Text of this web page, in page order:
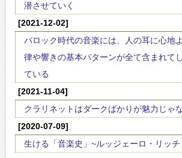
潜させていく
[2021-12-02]
バロック時代の音楽には、人の耳に心地
律や響きの基本パターンが全て含まれて
ている
[2021-11-04]
クラリネットはダークばかりが魅力じゃ
[2020-07-09]
生ける「音楽史」~ルッジェーロ・リッチ